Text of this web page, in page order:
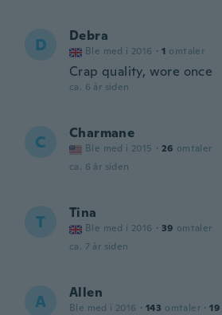
D Debra
Ble med i 2016 · 1 omtaler
Crap quality, wore once
ca. 6 år siden
C Charmane
Ble med i 2015 · 26 omtaler
ca. 6 år siden
T Tina
Ble med i 2016 · 39 omtaler
ca. 7 år siden
A Allen
Ble med i 2016 · 143 omtaler · 19